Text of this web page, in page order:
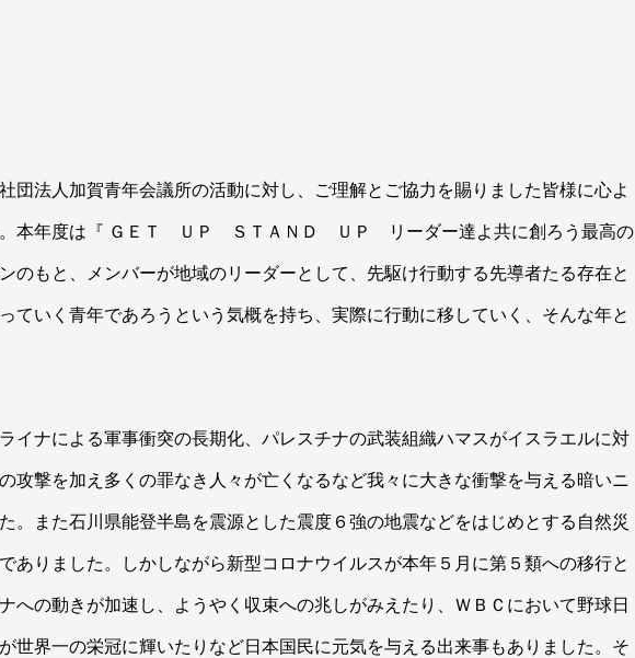
団法人加賀青年会議所の活動に対し、ご理解とご協力を賜りました皆様に心よ
。本年度は『 ＧＥＴ ＵＰ ＳＴＡＮＤ ＵＰ リーダー達よ共に創ろう最高の
のもと、メンバーが地域のリーダーとして、先駆け行動する先導者たる存在と
ていく青年であろうという気概を持ち、実際に行動に移していく、そんな年と
イナによる軍事衝突の長期化、パレスチナの武装組織ハマスがイスラエルに対
攻撃を加え多くの罪なき人々が亡くなるなど我々に大きな衝撃を与える暗いニ
。また石川県能登半島を震源とした震度６強の地震などをはじめとする自然災
ありました。しかしながら新型コロナウイルスが本年５月に第５類への移行と
への動きが加速し、ようやく収束への兆しがみえたり、ＷＢＣにおいて野球日
世界一の栄冠に輝いたりなど日本国民に元気を与える出来事もありました。そ